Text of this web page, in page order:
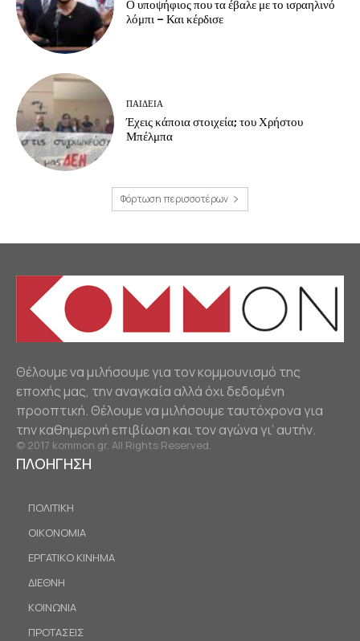
Ο υποψήφιος που τα έβαλε με το ισραηλινό
λόμπι – Και κέρδισε
ΠΑΙΔΕΙΑ
Έχεις κάποια στοιχεία; του Χρήστου
Μπέλμπα
Φόρτωση περισσοτέρων
Θέλουμε να μιλήσουμε για τον κομμουνισμό της
εποχής μας, την αναγκαία αλλά όχι δεδομένη
προοπτική. Θέλουμε να μιλήσουμε ταυτόχρονα για
την καθημερινή επιβίωση και τον αγώνα γι’ αυτήν.
© 2017 kommon.gr. All Rights Reserved.
ΠΛΟΗΓΗΣΗ
ΠΟΛΙΤΙΚΗ
ΟΙΚΟΝΟΜΙΑ
ΕΡΓΑΤΙΚΟ ΚΙΝΗΜΑ
ΔΙΕΘΝΗ
ΚΟΙΝΩΝΙΑ
ΠΡΟΤΑΣΕΙΣ